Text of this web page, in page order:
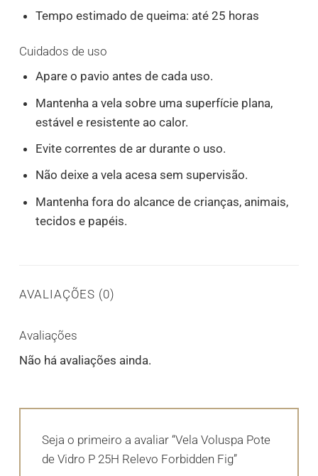
Tempo estimado de queima: até 25 horas
Cuidados de uso
Apare o pavio antes de cada uso.
Mantenha a vela sobre uma superfície plana,
estável e resistente ao calor.
Evite correntes de ar durante o uso.
Não deixe a vela acesa sem supervisão.
Mantenha fora do alcance de crianças, animais,
tecidos e papéis.
AVALIAÇÕES (0)
Avaliações
Não há avaliações ainda.
Seja o primeiro a avaliar “Vela Voluspa Pote
de Vidro P 25H Relevo Forbidden Fig”